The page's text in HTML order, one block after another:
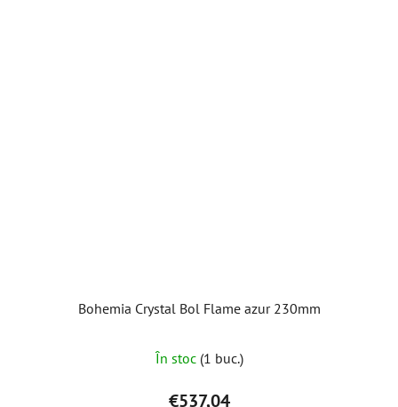
Bohemia Crystal Bol Flame azur 230mm
În stoc (1 buc.)
€537,04